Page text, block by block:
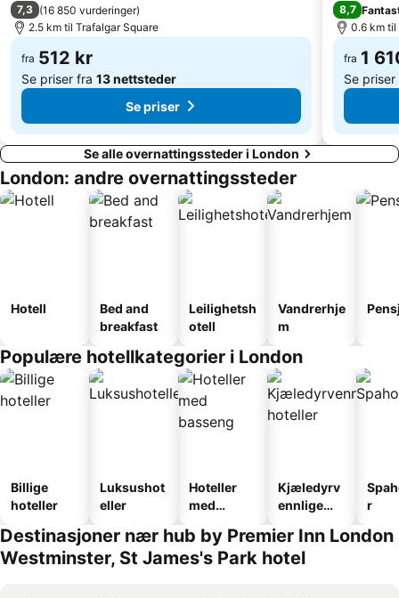
7,3 (16 850 vurderinger)
2.5 km til Trafalgar Square
fra 512 kr
Se priser fra 13 nettsteder
Se priser
8,7
0.6 km til
fra 1
Se
Se alle overnattingssteder i London
London: andre overnattingssteder
Hotell
Bed and
breakfast
Leilighetsh
otell
Vandrerhje
m
Populære hotellkategorier i London
Billige
hoteller
Luksushot
eller
Hoteller
med
Kjæledyrv
ennlige
r
Destinasjoner nær hub by Premier Inn London
Westminster, St James's Park hotel